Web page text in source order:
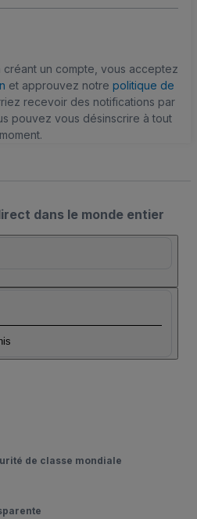
créant un compte, vous acceptez
et approuvez notre politique de
recevoir des notifications par
pouvez vous désinscrire à tout
moment.
dans le monde entier
de classe mondiale